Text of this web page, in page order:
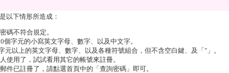
以下情形所造成：
碼不符合規定。
個字元的小寫英文字母、數字、以及中文字。
元以上的英文字母、數字、以及各種符號組合，但不含空白鍵、及「"」。
使用了，試試看用其它的帳號來註冊。
件已註冊了，請點選首頁中的「查詢密碼」即可。